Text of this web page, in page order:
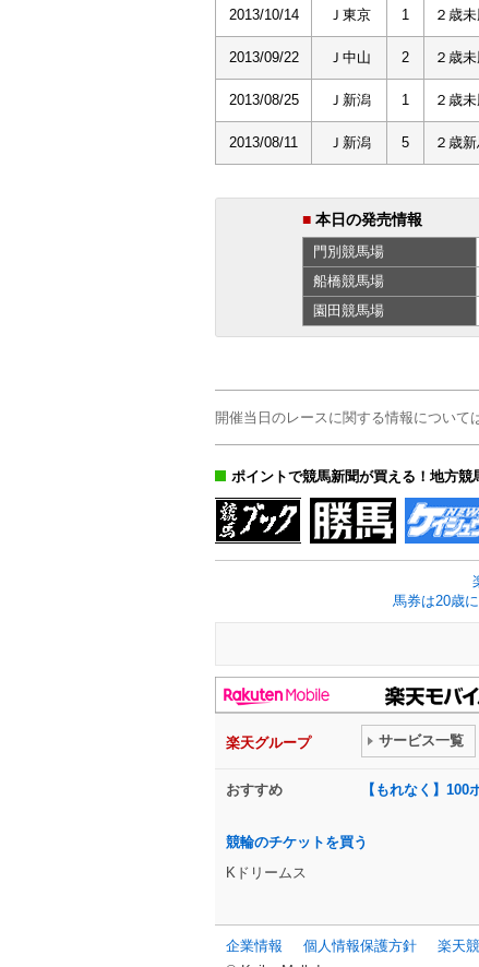
2013/10/14 Ｊ東京 1 ２歳
2013/09/22 Ｊ中山 2 ２歳
2013/08/25 Ｊ新潟 1 ２歳
2013/08/11 Ｊ新潟 5 ２歳
■ 本日の発売情報
門別競馬場
船橋競馬場
園田競馬場
開催当日のレースに関する情報について
ポイントで競馬新聞が買える！地方競
馬券は20歳
楽天グループ サービス一覧
おすすめ 【もれなく】
競輪のチケットを買う
Kドリームス
企業情報 個人情報保護方針 楽天